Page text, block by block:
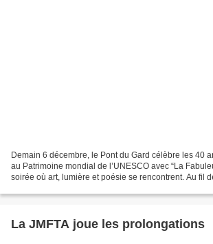
Demain 6 décembre, le Pont du Gard célèbre les 40
au Patrimoine mondial de l’UNESCO avec “La
soirée où art, lumière et poésie se rencontrent. Au fil
La JMFTA joue les prolongations